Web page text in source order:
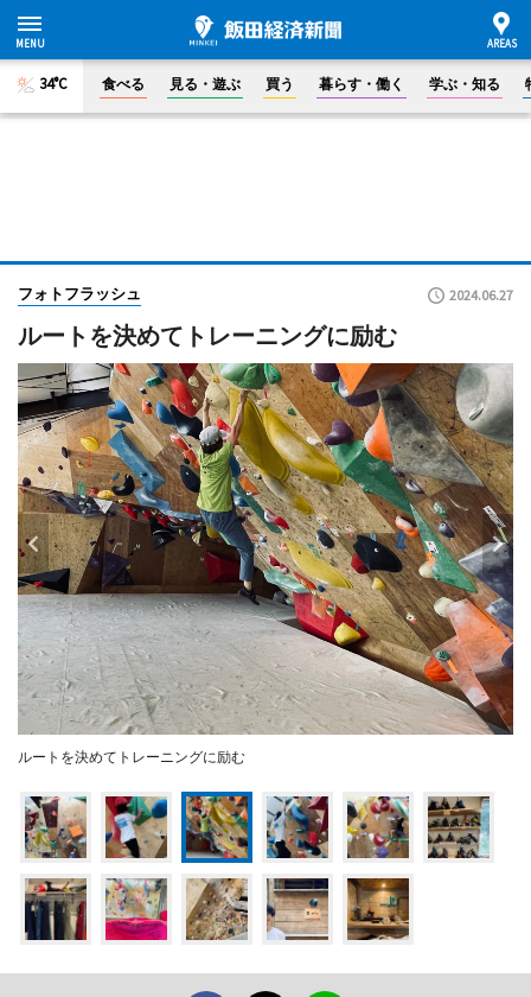
34°C 食べる 見る・遊ぶ 買う 暮らす・働く 学ぶ・知る
フォトフラッシュ 2024.06.27
ルートを決めてトレーニングに励む
ルートを決めてトレーニングに励む